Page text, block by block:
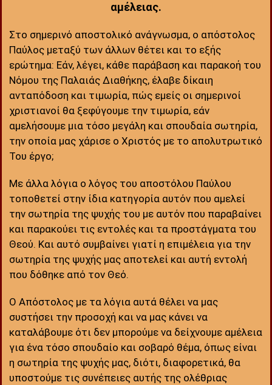
αμέλειας.
Στο σημερινό αποστολικό ανάγνωσμα, ο απόστολος
Παύλος μεταξύ των άλλων θέτει και το εξής
ερώτημα: Εάν, λέγει, κάθε παράβαση και παρακοή του
Νόμου της Παλαιάς Διαθήκης, έλαβε δίκαιη
ανταπόδοση και τιμωρία, πώς εμείς οι σημερινοί
χριστιανοί θα ξεφύγουμε την τιμωρία, εάν
αμελήσουμε μια τόσο μεγάλη και σπουδαία σωτηρία,
την οποία μας χάρισε ο Χριστός με το απολυτρωτικό
Του έργο;
Με άλλα λόγια ο λόγος του αποστόλου Παύλου
τοποθετεί στην ίδια κατηγορία αυτόν που αμελεί
την σωτηρία της ψυχής του με αυτόν που παραβαίνει
και παρακούει τις εντολές και τα προστάγματα του
Θεού. Και αυτό συμβαίνει γιατί η επιμέλεια για την
σωτηρία της ψυχής μας αποτελεί και αυτή εντολή
που δόθηκε από τον Θεό.
Ο Απόστολος με τα λόγια αυτά θέλει να μας
συστήσει την προσοχή και να μας κάνει να
καταλάβουμε ότι δεν μπορούμε να δείχνουμε αμέλεια
για ένα τόσο σπουδαίο και σοβαρό θέμα, όπως είναι
η σωτηρία της ψυχής μας, διότι, διαφορετικά, θα
υποστούμε τις συνέπειες αυτής της ολέθριας